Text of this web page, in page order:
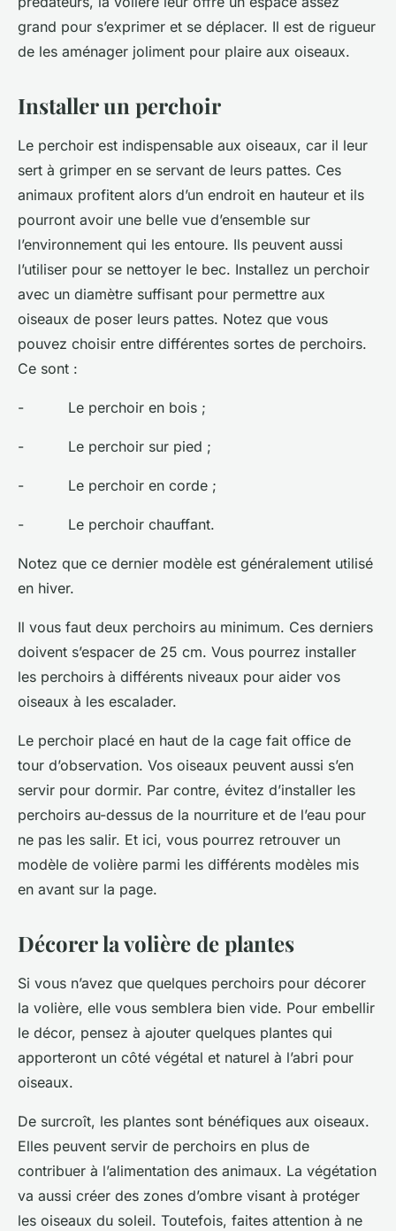
grand pour s’exprimer et se déplacer. Il est de rigueur
de les aménager joliment pour plaire aux oiseaux.
Installer un perchoir
Le perchoir est indispensable aux oiseaux, car il leur
sert à grimper en se servant de leurs pattes. Ces
animaux profitent alors d’un endroit en hauteur et ils
pourront avoir une belle vue d’ensemble sur
l’environnement qui les entoure. Ils peuvent aussi
l’utiliser pour se nettoyer le bec. Installez un perchoir
avec un diamètre suffisant pour permettre aux
oiseaux de poser leurs pattes. Notez que vous
pouvez choisir entre différentes sortes de perchoirs.
Ce sont :
- Le perchoir en bois ;
- Le perchoir sur pied ;
- Le perchoir en corde ;
- Le perchoir chauffant.
Notez que ce dernier modèle est généralement utilisé
en hiver.
Il vous faut deux perchoirs au minimum. Ces derniers
doivent s’espacer de 25 cm. Vous pourrez installer
les perchoirs à différents niveaux pour aider vos
oiseaux à les escalader.
Le perchoir placé en haut de la cage fait office de
tour d’observation. Vos oiseaux peuvent aussi s’en
servir pour dormir. Par contre, évitez d’installer les
perchoirs au-dessus de la nourriture et de l’eau pour
ne pas les salir. Et ici, vous pourrez retrouver un
modèle de volière parmi les différents modèles mis
en avant sur la page.
Décorer la volière de plantes
Si vous n’avez que quelques perchoirs pour décorer
la volière, elle vous semblera bien vide. Pour embellir
le décor, pensez à ajouter quelques plantes qui
apporteront un côté végétal et naturel à l’abri pour
oiseaux.
De surcroît, les plantes sont bénéfiques aux oiseaux.
Elles peuvent servir de perchoirs en plus de
contribuer à l’alimentation des animaux. La végétation
va aussi créer des zones d’ombre visant à protéger
les oiseaux du soleil. Toutefois, faites attention à ne